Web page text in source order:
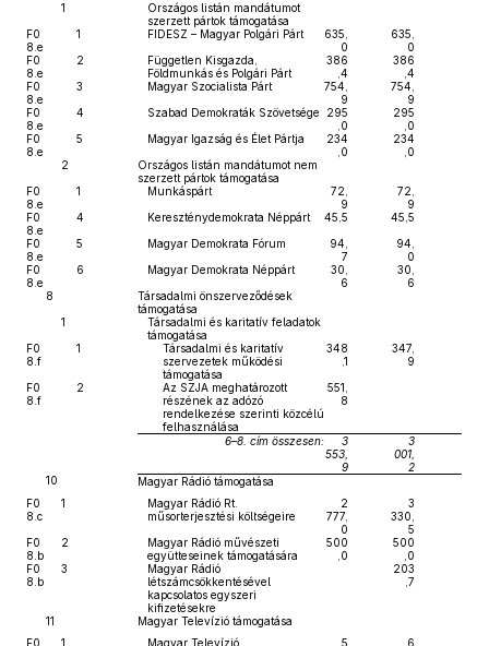
1
Országos listán mandátumot
szerzett pártok támogatása
F0
8.e
1 FIDESZ – Magyar Polgári Párt
635,
0
635,
0
F0
8.e
2
Független Kisgazda,
Földmunkás és Polgári Párt
386
,4
386
,4
F0
8.e
3 Magyar Szocialista Párt
754,
9
754,
9
F0
8.e
4 Szabad Demokraták Szövetsége
295
,0
295
,0
F0
8.e
5 Magyar Igazság és Élet Pártja
234
,0
234
,0
2
Országos listán mandátumot nem
szerzett pártok támogatása
F0
8.e
1 Munkáspárt
72,
9
72,
9
F0
8.e
4 Kereszténydemokrata Néppárt 45,5
45,5
F0
8.e
5 Magyar Demokrata Fórum
94,
7
94,
0
F0
8.e
6 Magyar Demokrata Néppárt
30,
6
30,
6
8
Társadalmi önszerveződések
támogatása
1
Társadalmi és karitatív feladatok
támogatása
F0
8.f
1
Társadalmi és karitatív
szervezetek működési
támogatása
348
,1
347,
9
F0
8.f
2
Az SZJA meghatározott
részének az adózó
rendelkezése szerinti közcélú
felhasználása
551,
8
6–8. cím összesen:
3
553,
9
3
001,
2
10
Magyar Rádió támogatása
F0
8.c
1
Magyar Rádió Rt.
műsorterjesztési költségeire
2
777,
0
3
330,
5
F0
8.b
2
Magyar Rádió művészeti
együtteseinek támogatására
500
,0
500
,0
F0
8.b
3
Magyar Rádió
létszámcsökkentésével
kapcsolatos egyszeri
kifizetésekre
203
,7
11
Magyar Televízió támogatása
F0
1 Magyar Televízió 5 6